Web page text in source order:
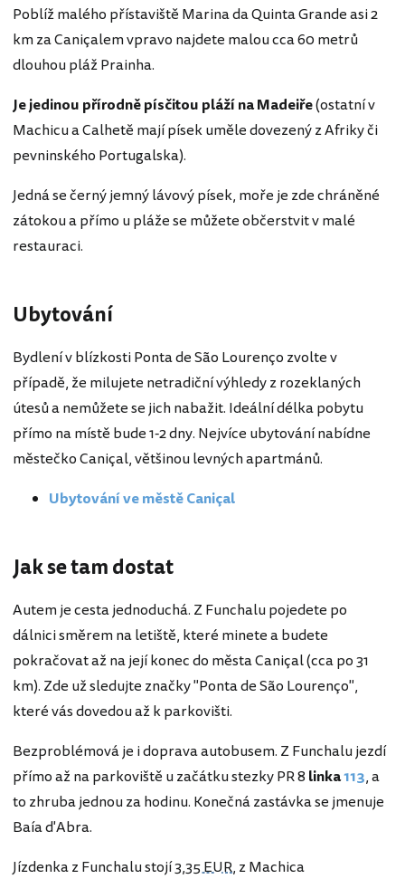
Poblíž malého přístaviště Marina da Quinta Grande asi 2
km za Caniçalem vpravo najdete malou cca 60 metrů
dlouhou pláž Prainha.
Je jedinou přírodně písčitou pláží na Madeiře(ostatní v
Machicu a Calhetě mají písek uměle dovezený z Afriky či
pevninského Portugalska).
Jedná se černý jemný lávový písek, moře je zde chráněné
zátokou a přímo u pláže se můžete občerstvit v malé
restauraci.
Ubytování
Bydlení v blízkosti Ponta de São Lourenço zvolte v
případě, že milujete netradiční výhledy z rozeklaných
útesů a nemůžete se jich nabažit. Ideální délka pobytu
přímo na místě bude 1-2 dny. Nejvíce ubytování nabídne
městečko Caniçal, většinou levných apartmánů.
Ubytování ve městě Caniçal
Jak se tam dostat
Autem je cesta jednoduchá. Z Funchalu pojedete po
dálnici směrem na letiště, které minete a budete
pokračovat až na její konec do města Caniçal (cca po 31
km). Zde už sledujte značky "Ponta de São Lourenço",
které vás dovedou až k parkovišti.
Bezproblémová je i doprava autobusem. Z Funchalu jezdí
přímo až na parkoviště u začátku stezky PR 8 linka113, a
to zhruba jednou za hodinu. Konečná zastávka se jmenuje
Baía d'Abra.
Jízdenka z Funchalu stojí3,35 EUR, z Machica